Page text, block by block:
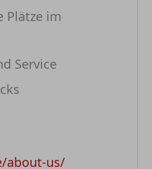
Plätze im
Service
about-us/